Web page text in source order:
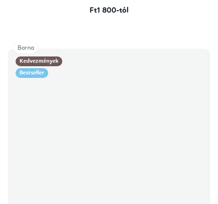
Ft1 800-tól
Kedvezmények
Bestseller
Barna